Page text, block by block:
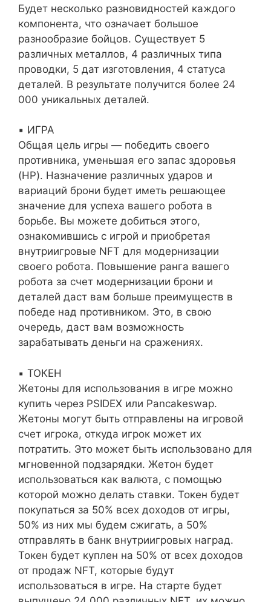
Будет несколько разновидностей каждого
компонента, что означает большое
разнообразие бойцов. Существует 5
различных металлов, 4 различных типа
проводки, 5 дат изготовления, 4 статуса
деталей. В результате получится более 24
000 уникальных деталей.
▪️ ИГРА
Общая цель игры — победить своего
противника, уменьшая его запас здоровья
(HP). Назначение различных ударов и
вариаций брони будет иметь решающее
значение для успеха вашего робота в
борьбе. Вы можете добиться этого,
ознакомившись с игрой и приобретая
внутриигровые NFT для модернизации
своего робота. Повышение ранга вашего
робота за счет модернизации брони и
деталей даст вам больше преимуществ в
победе над противником. Это, в свою
очередь, даст вам возможность
зарабатывать деньги на сражениях.
▪️ ТОКЕН
Жетоны для использования в игре можно
купить через PSIDEX или Pancakeswap.
Жетоны могут быть отправлены на игровой
счет игрока, откуда игрок может их
потратить. Это может быть использовано для
мгновенной подзарядки. Жетон будет
использоваться как валюта, с помощью
которой можно делать ставки. Токен будет
покупаться за 50% всех доходов от игры,
50% из них мы будем сжигать, а 50%
отправлять в банк внутриигровых наград.
Токен будет куплен на 50% от всех доходов
от продаж NFT, которые будут
использоваться в игре. На старте будет